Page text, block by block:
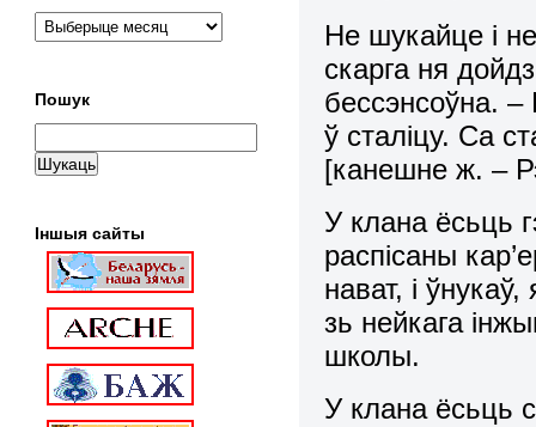
Не шукайце і
скарга ня
бессэнсоўна. –
ў сталіцу. Са
[канешне ж. –
У клана ёсьць
распісаны
нават, і
зь нейкага
школы.
У клана ёсьць
Пошук
Іншыя сайты